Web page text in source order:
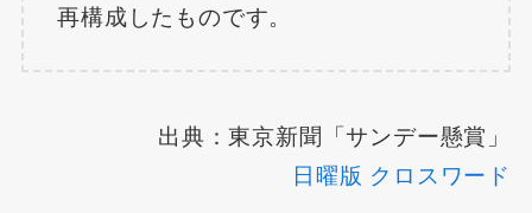
再構成したものです。
出典：東京新聞「サンデー懸賞」
日曜版 クロスワード